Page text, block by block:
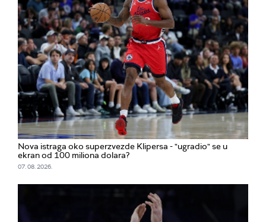
Nova istraga oko superzvezde Klipersa - "ugradio" se u
ekran od 100 miliona dolara?
07. 08. 2026.